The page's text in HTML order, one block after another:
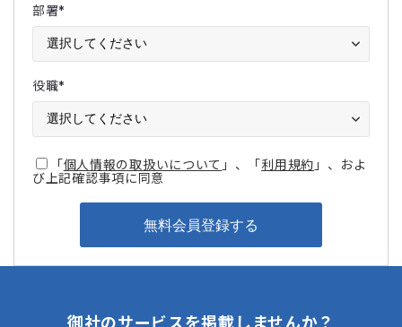
部署*
役職*
「個人情報の取扱いについて 」、「利用規約 」、およ
び上記確認事項に同意
御社のサービスを掲載しませんか？